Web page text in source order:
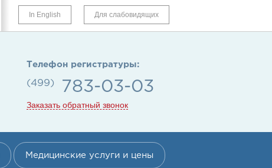
In English Для слабовидящих
Телефон регистратуры:
(499) 783-03-03
Заказать обратный звонок
Медицинские услуги и цены